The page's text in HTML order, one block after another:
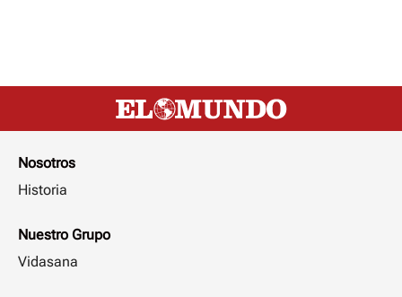
Nosotros
Historia
Nuestro Grupo
Vidasana